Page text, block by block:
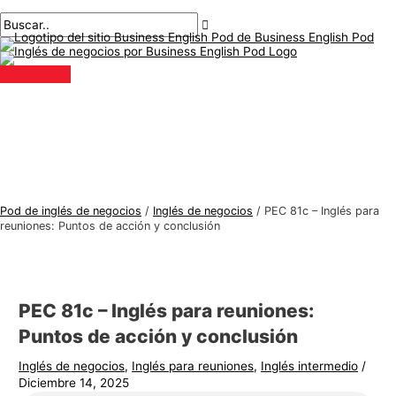
al
contenido
principal
Pod de inglés de negocios / Inglés de negocios / PEC 81c – Inglés para
reuniones: Puntos de acción y conclusión
PEC 81c – Inglés para reuniones:
Puntos de acción y conclusión
Inglés de negocios, Inglés para reuniones, Inglés intermedio /
Diciembre 14, 2025
de
navegación
aquí..
electrónico*
T
e
m
a
g
d
e
n
B
u
s
c